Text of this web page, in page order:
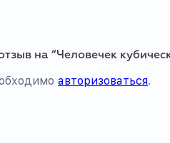
на “Человечек
авторизоваться.